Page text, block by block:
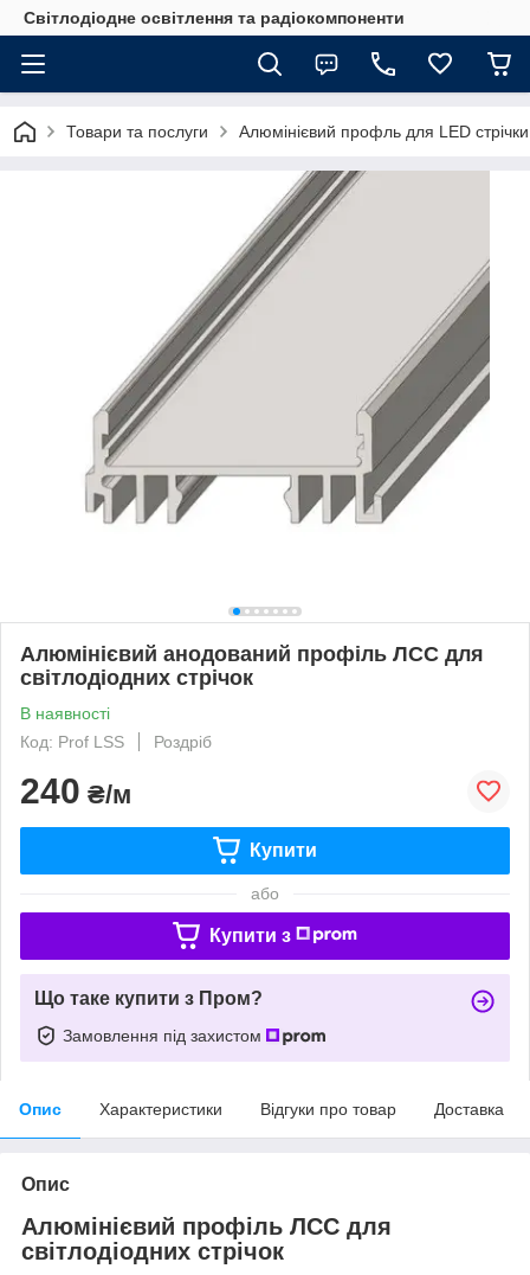
Світлодіодне освітлення та радіокомпоненти
Товари та послуги Алюмінієвий профль для LED стрічки
Алюмінієвий анодований профіль ЛСС для
світлодіодних стрічок
В наявності
Код: Prof LSS
Роздріб
240 ₴/м
Купити
або
Купити з
Що таке купити з Пром?
Замовлення під захистом
Опис Характеристики Відгуки про товар Доставка
Опис
Алюмінієвий профіль ЛСС для
світлодіодних стрічок